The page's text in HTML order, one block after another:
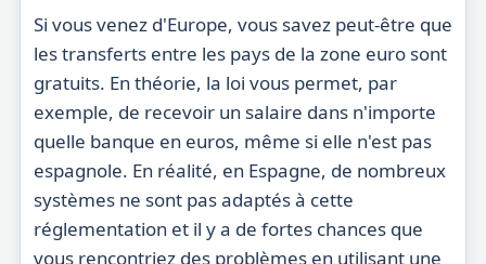
Si vous venez d'Europe, vous savez peut-être que
les transferts entre les pays de la zone euro sont
gratuits. En théorie, la loi vous permet, par
exemple, de recevoir un salaire dans n'importe
quelle banque en euros, même si elle n'est pas
espagnole. En réalité, en Espagne, de nombreux
systèmes ne sont pas adaptés à cette
réglementation et il y a de fortes chances que
vous rencontriez des problèmes en utilisant une